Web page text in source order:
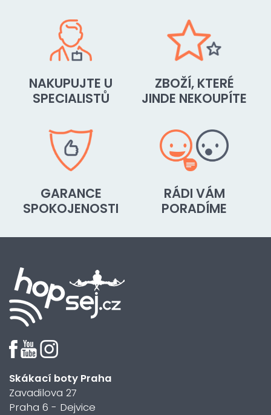
NAKUPUJTE U
SPECIALISTŮ
ZBOŽÍ, KTERÉ
JINDE NEKOUPÍTE
GARANCE
SPOKOJENOSTI
RÁDI VÁM
PORADÍME
Skákací boty Praha
Zavadilova 27
Praha 6 - Dejvice